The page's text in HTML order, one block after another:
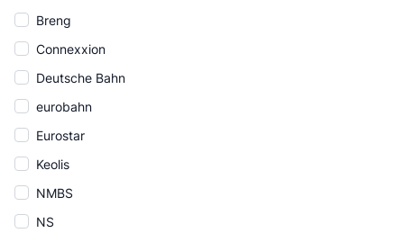
Breng
Connexxion
Deutsche Bahn
eurobahn
Eurostar
Keolis
NMBS
NS